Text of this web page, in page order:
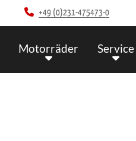
+49 (0)231-475473-0
Motorräder Service